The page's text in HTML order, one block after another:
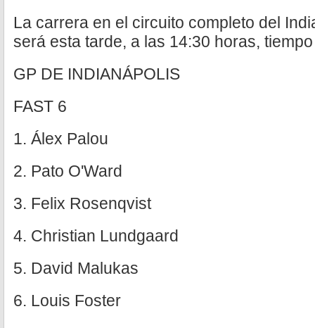
La carrera en el circuito completo del
será esta tarde, a las 14:30 horas,
GP DE INDIANÁPOLIS
FAST 6
1. Álex Palou
2. Pato O'Ward
3. Felix Rosenqvist
4. Christian Lundgaard
5. David Malukas
6. Louis Foster